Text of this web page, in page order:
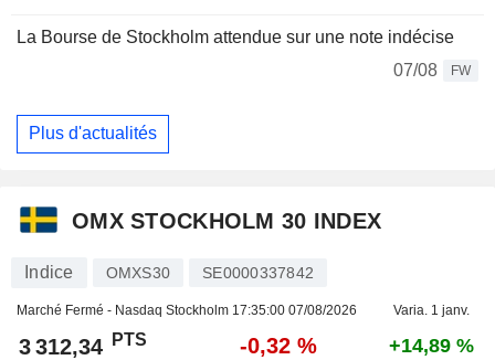
La Bourse de Stockholm attendue sur une note indécise
07/08
FW
Plus d'actualités
OMX STOCKHOLM 30 INDEX
Indice OMXS30 SE0000337842
Marché Fermé - Nasdaq Stockholm 17:35:00 07/08/2026 Varia. 1 janv.
3 312,34 PTS -0,32 % +14,89 %